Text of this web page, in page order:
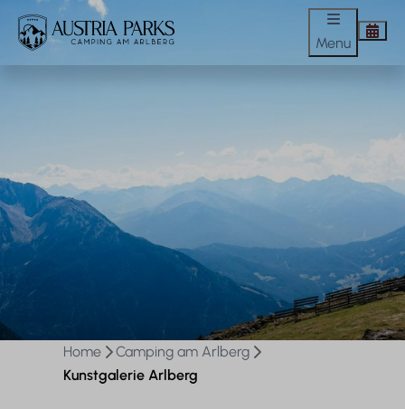
Menu
Home
Camping am Arlberg
Kunstgalerie Arlberg